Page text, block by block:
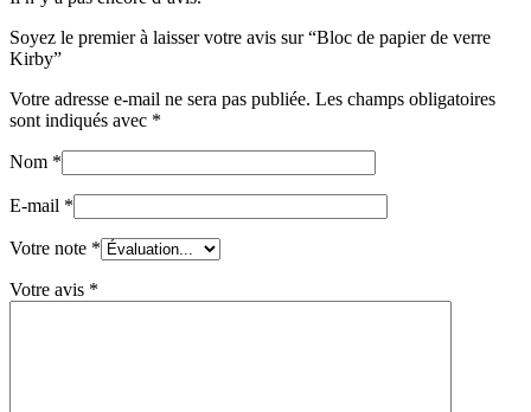
Soyez le premier à laisser votre avis sur “Bloc de papier de verre
Kirby”
Votre adresse e-mail ne sera pas publiée. Les champs obligatoires
sont indiqués avec *
Nom *
E-mail *
Votre note *
Votre avis *